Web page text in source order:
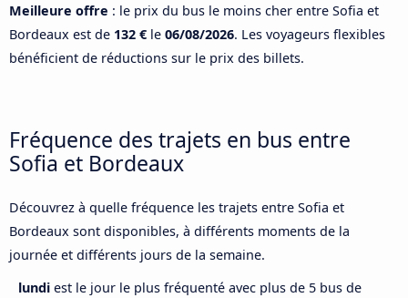
Meilleure offre : le prix du bus le moins cher entre Sofia et
Bordeaux est de 132 € le 06/08/2026. Les voyageurs flexibles
bénéficient de réductions sur le prix des billets.
Fréquence des trajets en bus entre
Sofia et Bordeaux
Découvrez à quelle fréquence les trajets entre Sofia et
Bordeaux sont disponibles, à différents moments de la
journée et différents jours de la semaine.
lundi est le jour le plus fréquenté avec plus de 5 bus de